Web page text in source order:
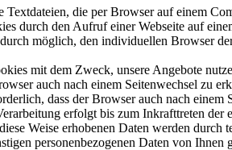
Textdateien, die per Browser auf einem
durch den Aufruf einer Webseite auf
möglich, den individuellen Browser
mit dem Zweck, unsere Angebote
auch nach einem Seitenwechsel zu
dass der Browser auch nach
erfolgt bis zum Inkrafttreten
Weise erhobenen Daten werden
personenbezogenen Daten von Ihnen